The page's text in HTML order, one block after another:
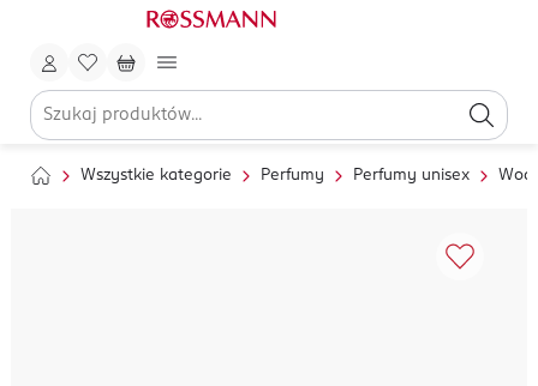
Wszystkie kategorie Perfumy Perfumy unisex